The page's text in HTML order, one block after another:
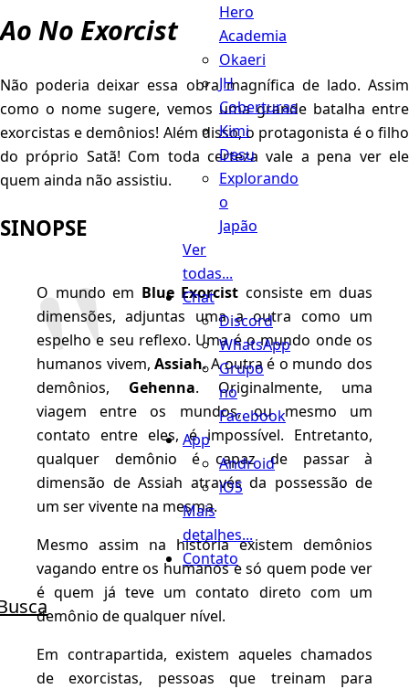
Hero
Academia
Okaeri
JH
Coberturas
Kimi
Desu
Explorando
o
Japão
Ver
todas...
Chat
Discord
WhatsApp
Grupo
no
Facebook
App
Android
iOS
Mais
detalhes...
Contato
Ao No Exorcist
Não poderia deixar essa obra magnífica de lado. Assim
como o nome sugere, vemos uma grande batalha entre
exorcistas e demônios! Além disso, o protagonista é o filho
do próprio Satã! Com toda certeza vale a pena ver ele
quem ainda não assistiu.
SINOPSE
O mundo em Blue Exorcist consiste em duas
dimensões, adjuntas uma a outra como um
espelho e seu reflexo. Uma é o mundo onde os
humanos vivem,Assiah. A outra é o mundo dos
demônios, Gehenna. Originalmente, uma
viagem entre os mundos, ou mesmo um
contato entre eles, é impossível. Entretanto,
qualquer demônio é capaz de passar à
dimensão de Assiah através da possessão de
um ser vivente na mesma.
Mesmo assim na história existem demônios
vagando entre os humanos e só quem pode ver
é quem já teve um contato direto com um
demônio de qualquer nível.
Em contrapartida, existem aqueles chamados
de exorcistas, pessoas que treinam para